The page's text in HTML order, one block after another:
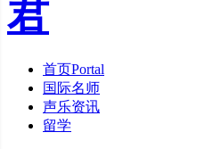
首页Portal
国际名师
声乐资讯
留学